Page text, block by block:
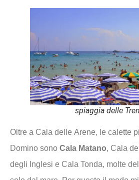
spiaggia delle
Oltre a Cala delle Arene, le calette
Domino sono Cala Matano, Cala
degli Inglesi e Cala Tonda, molte